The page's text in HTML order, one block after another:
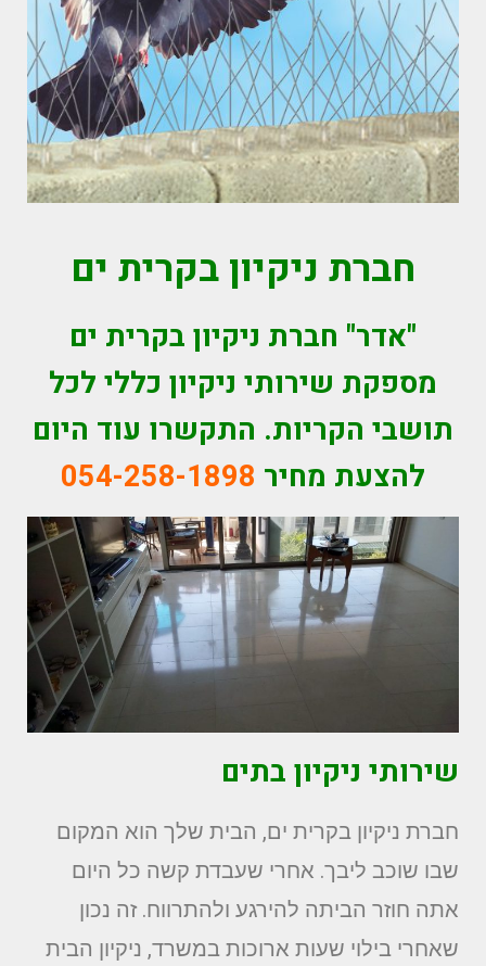
חברת ניקיון בקרית ים
"אדר" חברת ניקיון בקרית ים
מספקת שירותי ניקיון כללי לכל
תושבי הקריות. התקשרו עוד היום
להצעת מחיר 054-258-1898
שירותי ניקיון בתים
חברת ניקיון בקרית ים, הבית שלך הוא המקום
שבו שוכב ליבך. אחרי שעבדת קשה כל היום
אתה חוזר הביתה להירגע ולהתרווח. זה נכון
שאחרי בילוי שעות ארוכות במשרד, ניקיון הבית